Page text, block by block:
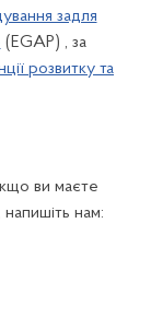
задля
(EGAP) , за
розвитку та
ви маєте
нам: